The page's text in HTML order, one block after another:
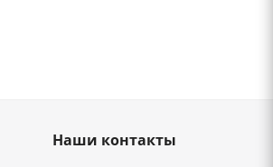
Наши контакты